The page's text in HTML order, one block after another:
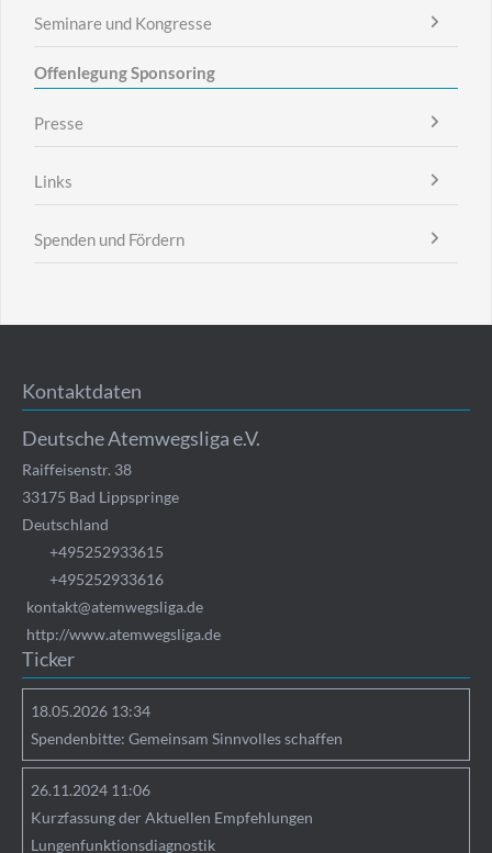
Seminare und Kongresse
Offenlegung Sponsoring
Presse
Links
Spenden und Fördern
Kontaktdaten
Deutsche Atemwegsliga e.V.
Raiffeisenstr. 38
33175 Bad Lippspringe
Deutschland
+495252933615
+495252933616
kontakt@atemwegsliga.de
http://www.atemwegsliga.de
Ticker
18.05.2026 13:34
Spendenbitte: Gemeinsam Sinnvolles schaffen
26.11.2024 11:06
Kurzfassung der Aktuellen Empfehlungen
Lungenfunktionsdiagnostik